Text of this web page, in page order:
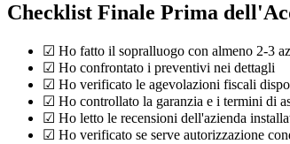
Checklist Finale Prima
☑ Ho fatto il sopralluogo con almeno 2-3
☑ Ho confrontato i preventivi nei dettagli
☑ Ho verificato le agevolazioni fiscali
☑ Ho controllato la garanzia e i termini di
☑ Ho letto le recensioni dell'azienda
☑ Ho verificato se serve autorizzazione